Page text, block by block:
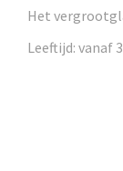
Het
Leeftijd: vanaf